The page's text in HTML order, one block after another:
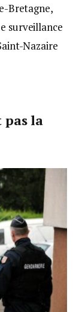
Bretagne,
surveillance
Nazaire
pas la